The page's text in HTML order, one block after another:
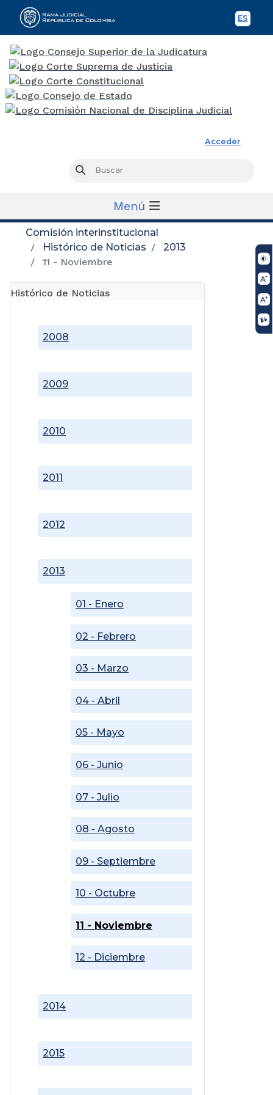
ES
Acceder
Buscar
Menú
Comisión interinstitucional
Histórico de Noticias
2013
11 - Noviembre
Histórico de Noticias
2008
2009
2010
2011
2012
2013
01 - Enero
02 - Febrero
03 - Marzo
04 - Abril
05 - Mayo
06 - Junio
07 - Julio
08 - Agosto
09 - Septiembre
10 - Octubre
11 - Noviembre
12 - Diciembre
2014
2015